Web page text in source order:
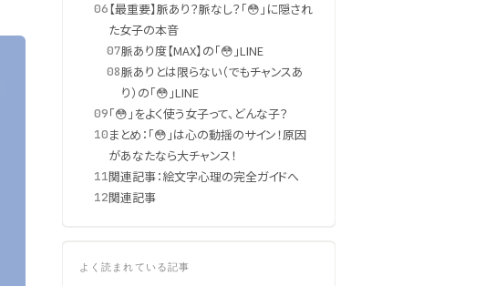
06【最重要】脈あり？脈なし？「😳」に隠され
た女子の本音
07脈あり度【MAX】の「😳」LINE
08脈ありとは限らない（でもチャンスあ
り）の「😳」LINE
09「😳」をよく使う女子って、どんな子？
10まとめ：「😳」は心の動揺のサイン！原因
があなたなら大チャンス！
11関連記事：絵文字心理の完全ガイドへ
12関連記事
よく読まれている記事